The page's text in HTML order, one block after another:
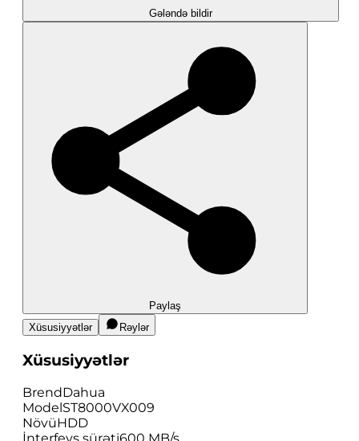
Gələndə bildir
Paylaş
Xüsusiyyətlər
Rəylər
Xüsusiyyətlər
BrendDahua
ModelST8000VX009
NövüHDD